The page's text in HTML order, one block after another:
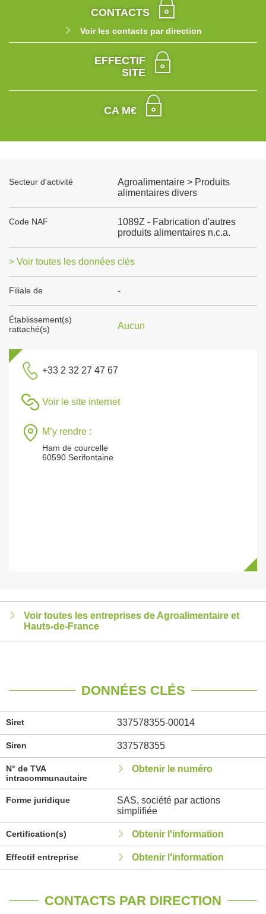
CONTACTS
Voir les contacts par direction
EFFECTIF
SITE
CA M€
Secteur d'activité
Agroalimentaire > Produits
alimentaires divers
Code NAF
1089Z - Fabrication d'autres
produits alimentaires n.c.a.
> Voir toutes les données clés
Filiale de -
Établissement(s)
rattaché(s)
Aucun
+33 2 32 27 47 67
Voir le site internet
M’y rendre :
Ham de courcelle
60590 Serifontaine
Voir toutes les entreprises de Agroalimentaire et
Hauts-de-France
DONNÉES CLÉS
Siret 337578355-00014
Siren 337578355
N° de TVA
intracommunautaire
Obtenir le numéro
Forme juridique
SAS, société par actions
simplifiée
Certification(s) Obtenir l'information
Effectif entreprise Obtenir l'information
CONTACTS PAR DIRECTION